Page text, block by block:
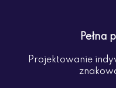
Pełna
Projektowanie